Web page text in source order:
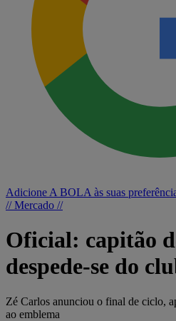
Adicione A BOLA às suas
// Mercado //
Oficial: capitão
despede-se do
Zé Carlos anunciou o final de ciclo,
ao emblema